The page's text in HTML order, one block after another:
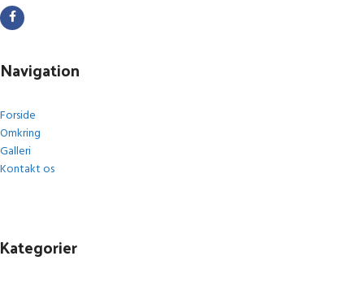
Navigation
Forside
Omkring
Galleri
Kontakt os
Kategorier